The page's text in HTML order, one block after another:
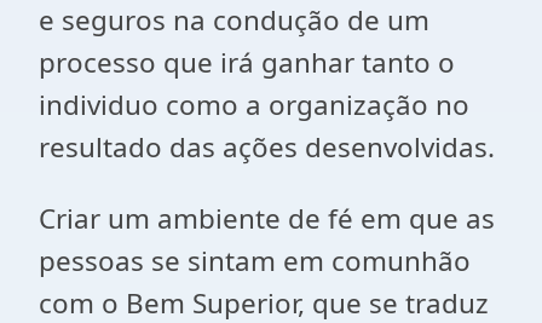
e seguros na condução de um
processo que irá ganhar tanto o
individuo como a organização no
resultado das ações desenvolvidas.
Criar um ambiente de fé em que as
pessoas se sintam em comunhão
com o Bem Superior, que se traduz